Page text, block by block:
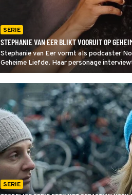
SERIE
STEPHANIE VAN EER BLIKT VOORUIT OP
Stephanie van Eer vormt als podcaster
Geheime Liefde. Haar personage
zoveel bijzondere verhalen te vertellen.’
SERIE